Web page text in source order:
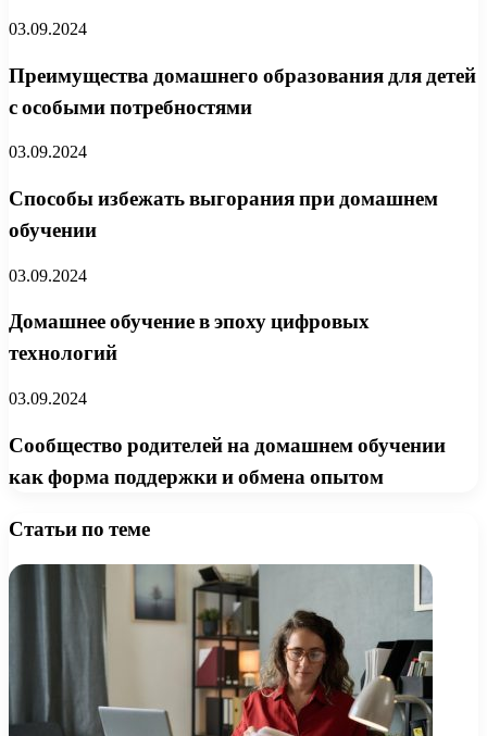
03.09.2024
Преимущества домашнего образования для детей
с особыми потребностями
03.09.2024
Способы избежать выгорания при домашнем
обучении
03.09.2024
Домашнее обучение в эпоху цифровых
технологий
03.09.2024
Сообщество родителей на домашнем обучении
как форма поддержки и обмена опытом
Статьи по теме